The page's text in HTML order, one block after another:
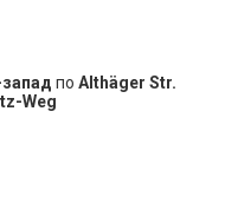
по Althäger Str.
Weg